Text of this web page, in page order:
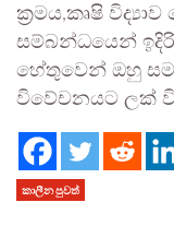
ක්‍රමය,කෘෂි
සම්බන්ධයෙන්
හේතුවෙන් ඔහු
විවේචනයට ලක්
කාලීන පුවත්